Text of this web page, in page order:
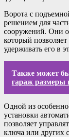
Ворота с
решением для
сооружений. Они
который
удерживать его в
Также может
гараж размеры
Одной из
установки
позволяет
ключа или других